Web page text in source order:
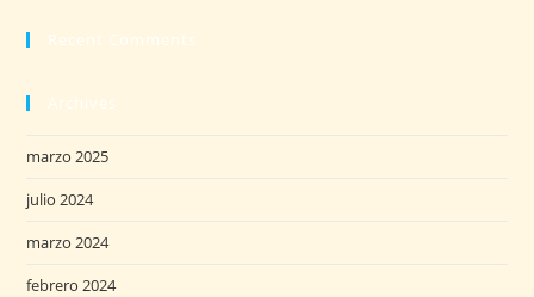
Recent Comments
Archives
marzo 2025
julio 2024
marzo 2024
febrero 2024